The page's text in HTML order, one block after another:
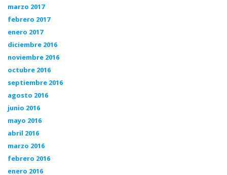
marzo 2017
febrero 2017
enero 2017
diciembre 2016
noviembre 2016
octubre 2016
septiembre 2016
agosto 2016
junio 2016
mayo 2016
abril 2016
marzo 2016
febrero 2016
enero 2016